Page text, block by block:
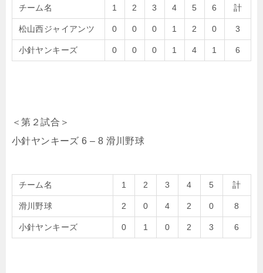
チーム名 1 2 3 4 5 6 計
松山西ジャイアンツ 0 0 0 1 2 0 3
小針ヤンキーズ 0 0 0 1 4 1 6
＜第２試合＞
小針ヤンキーズ 6 – 8 滑川野球
チーム名 1 2 3 4 5 計
滑川野球 2 0 4 2 0 8
小針ヤンキーズ 0 1 0 2 3 6